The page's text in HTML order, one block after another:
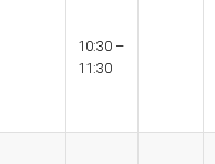
10:30 –
11:30